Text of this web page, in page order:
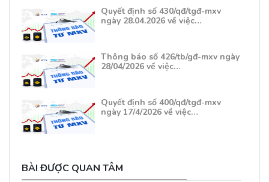
Quyết định số 430/qđ/tgđ-mxv
ngày 28.04.2026 về việc…
Thông báo số 426/tb/gđ-mxv ngày
28/04/2026 về việc…
Quyết định số 400/qđ/tgđ-mxv
ngày 17/4/2026 về việc…
BÀI ĐƯỢC QUAN TÂM